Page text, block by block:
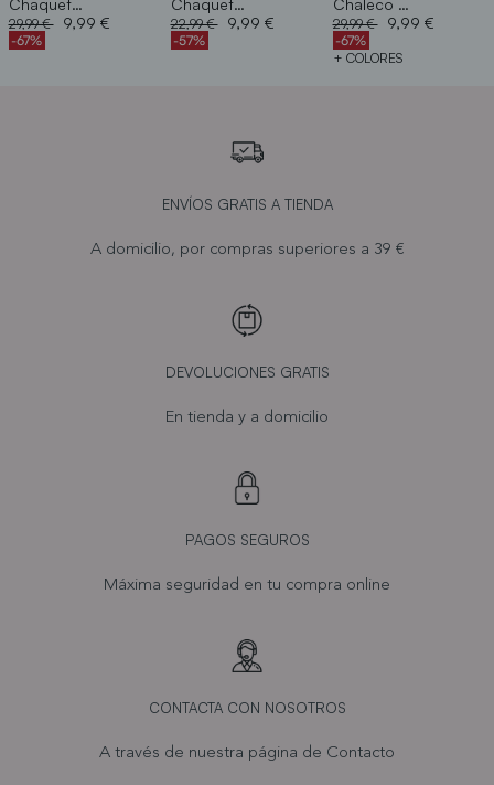
Price reduced from
29,99 €to9,99 €
-67%
Price reduced from
22,99 €to9,99 €
-57%
Price reduced from
29,99 €to9,99 €
-67%
+ COLORES
ENVÍOS GRATIS A TIENDA
A domicilio, por compras superiores a 39 €
DEVOLUCIONES GRATIS
En tienda y a domicilio
PAGOS SEGUROS
Máxima seguridad en tu compra online
CONTACTA CON NOSOTROS
A través de nuestra página de Contacto